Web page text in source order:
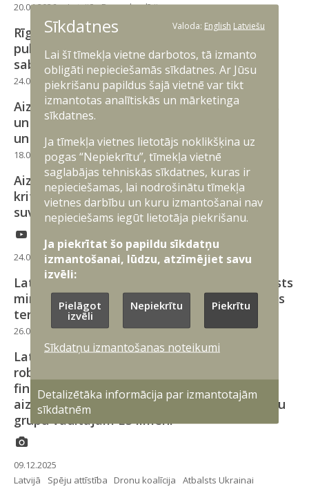
20.04.2026 Latvijā Dronu koalīcija
Rīgā maijā starptautiskajā Dronu samitā
pulcēsies dronu nozares līderi no NATO un
sabiedroto valstīm
24.03.2026 Latvijā Dronu koalīcija
Aizsardzības ministrs Oslo stiprinās Latvijas
un Norvēģijas sadarbību dronu tehnoloģijās
un drošībā
18.03.2026 Latvijā Starptautiskā sadarbība Dronu koalīcija
Aizsardzības nozare turpinās nodrošināt
kritiski svarīgu atbalstu Ukrainas
suverenitātes aizstāvjiem
24.02.2026 Latvijā Atbalsts Ukrainai Dronu koalīcija
Latviju apmeklēs Apvienotās Karalistes valsts
ministrs Eiropas, Ziemeļamerikas un aizjūras
teritoriju lietās Stīvens Dotijs
26.01.2026 Latvijā Starptautiskā sadarbība Dronu koalīcija
Latvija stiprina “dronu sienu” uz austrumu
robežas – būtiski palielina dronu spēju
finansējumu, attīsta modernu gaisa
aizsardzības sistēmu, ir viena no dronu spēju
grupu vadītājām ES līmenī
09.12.2025
Latvijā
Spēju attīstība Dronu koalīcija Atbalsts Ukrainai
Sīkdatnes Valoda: English Latviešu
Lai šī tīmekļa vietne darbotos, tā izmanto
obligāti nepieciešamās sīkdatnes. Ar Jūsu
piekrišanu papildus šajā vietnē var tikt
izmantotas analītiskās un mārketinga
sīkdatnes.
Ja tīmekļa vietnes lietotājs noklikšķina uz
pogas “Nepiekrītu”, tīmekļa vietnē
saglabājas tehniskās sīkdatnes, kuras ir
nepieciešamas, lai nodrošinātu tīmekļa
vietnes darbību un kuru izmantošanai nav
nepieciešams iegūt lietotāja piekrišanu.
Ja piekrītat šo papildu sīkdatņu
izmantošanai, lūdzu, atzīmējiet savu
izvēli:
Pielāgot
izvēli
Nepiekrītu Piekrītu
Sīkdatņu izmantošanas noteikumi
Detalizētāka informācija par izmantotajām
sīkdatnēm